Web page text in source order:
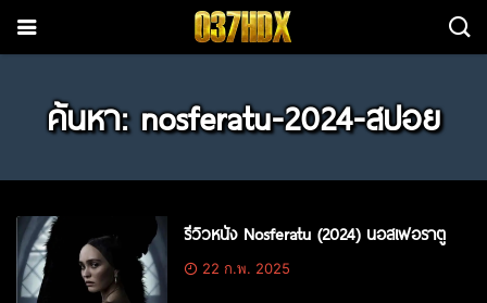
ค้นหา: nosferatu-2024-สปอย
รีวิวหนัง Nosferatu (2024) นอสเฟอราตู
22 ก.พ. 2025